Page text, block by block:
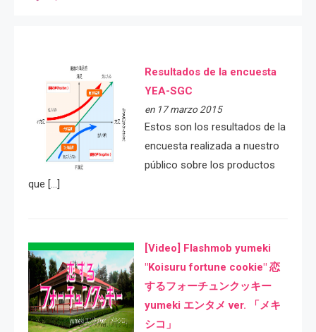
Resultados de la encuesta
YEA-SGC
en 17 marzo 2015
Estos son los resultados de la
encuesta realizada a nuestro
público sobre los productos
que […]
[Video] Flashmob yumeki
"Koisuru fortune cookie" 恋
するフォーチュンクッキー
yumeki エンタメ ver. 「メキ
シコ」